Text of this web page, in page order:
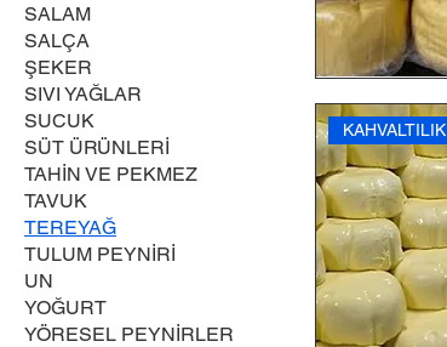
SALAM
SALÇA
ŞEKER
SIVI YAĞLAR
SUCUK
SÜT ÜRÜNLERİ
TAHİN VE PEKMEZ
TAVUK
TEREYAĞ
TULUM PEYNİRİ
UN
YOĞURT
YÖRESEL PEYNİRLER
KAHVALTILIK